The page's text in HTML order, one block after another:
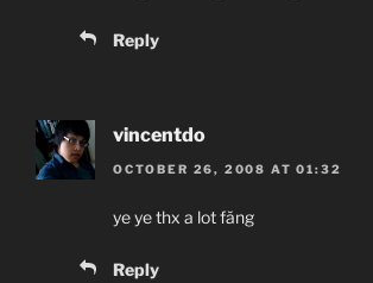
Reply
vincentdo
OCTOBER 26, 2008 AT 01:32
ye ye thx a lot făng
Reply